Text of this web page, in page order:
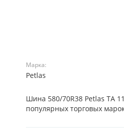
Марка:
Petlas
Шина 580/70R38 Petlas TA
популярных торговых